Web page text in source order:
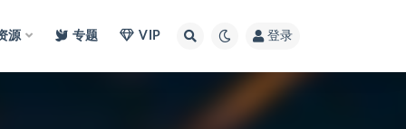
源 专题 VIP 登录